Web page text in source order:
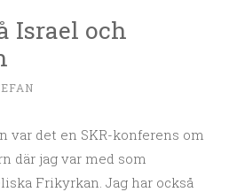
Israel och
var det en SKR-konferens om
där jag var med som
Frikyrkan. Jag har också